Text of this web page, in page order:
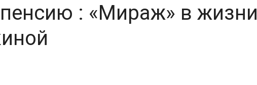
пенсию : «Мираж» в жизни